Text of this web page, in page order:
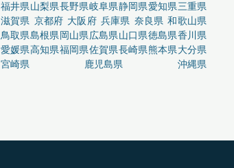
福井県山梨県長野県岐阜県静岡県愛知県三重県
滋賀県 京都府 大阪府 兵庫県 奈良県 和歌山県
鳥取県島根県岡山県広島県山口県徳島県香川県
愛媛県高知県福岡県佐賀県長崎県熊本県大分県
宮崎県
鹿児島県 沖縄県